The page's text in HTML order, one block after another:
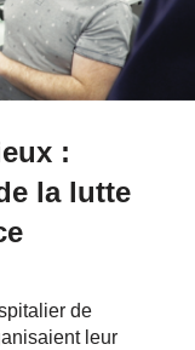
:
la lutte
de
leur